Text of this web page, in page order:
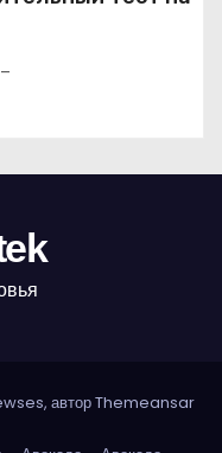
авторThemeansar